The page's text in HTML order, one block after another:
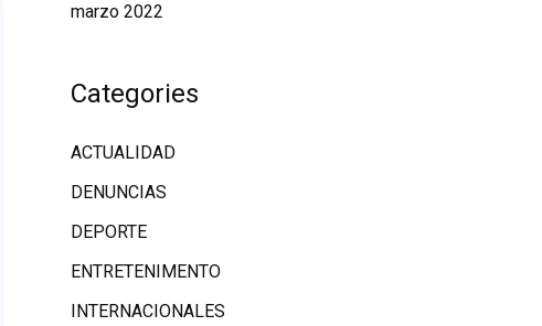
marzo 2022
Categories
ACTUALIDAD
DENUNCIAS
DEPORTE
ENTRETENIMENTO
INTERNACIONALES